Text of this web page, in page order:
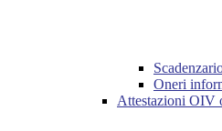
Oneri
Attestazioni OIV